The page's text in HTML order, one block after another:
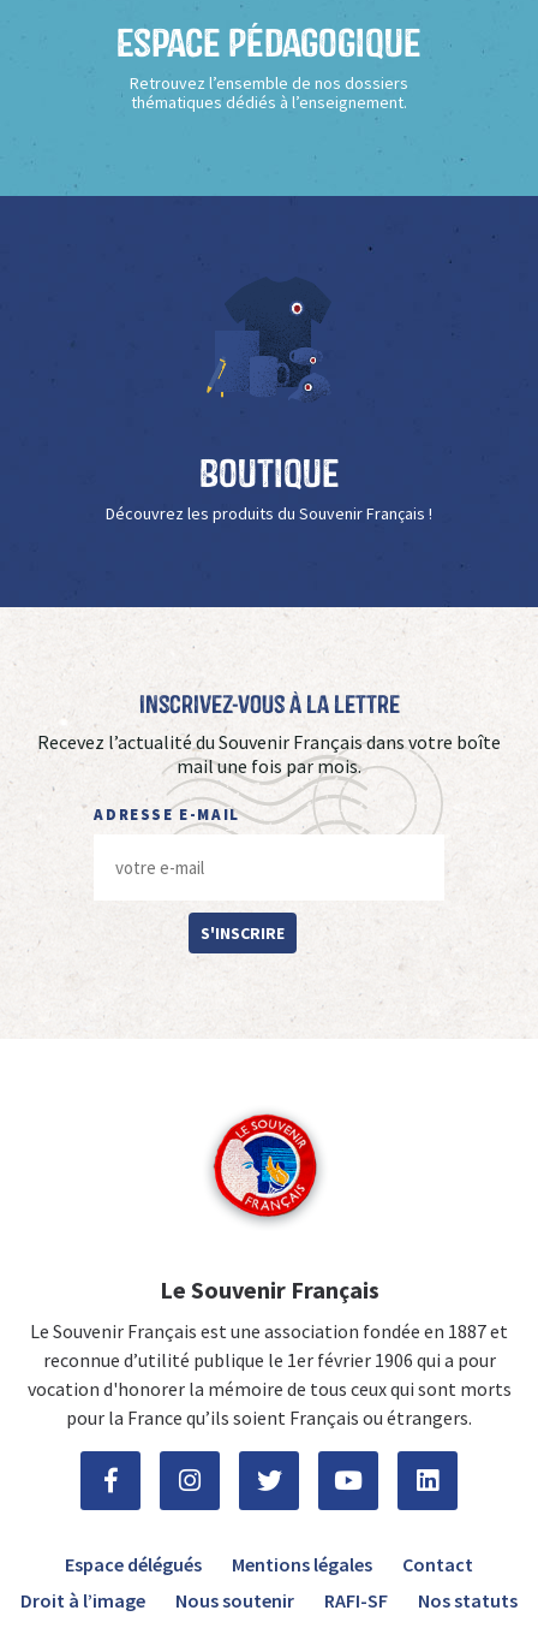
Espace Pédagogique
Retrouvez l’ensemble de nos dossiers
thématiques dédiés à l’enseignement.
Boutique
Découvrez les produits du Souvenir Français !
Inscrivez-vous à La Lettre
Recevez l’actualité du Souvenir Français dans votre boîte
mail une fois par mois.
ADRESSE E-MAIL
S'INSCRIRE
Le Souvenir Français
Le Souvenir Français est une association fondée en 1887 et
reconnue d’utilité publique le 1er février 1906 qui a pour
vocation d'honorer la mémoire de tous ceux qui sont morts
pour la France qu’ils soient Français ou étrangers.
Espace délégués Mentions légales
Contact
Droit à l’image
Nous soutenir RAFI-SF Nos statuts